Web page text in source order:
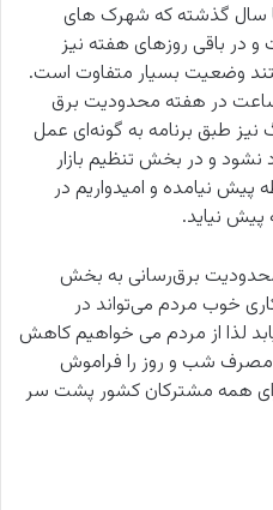
سال گذشته که شهرک های
در باقی روزهای هفته نیز
وضعیت بسیار متفاوت است.
فقط یک روز یا حدود 12 ساعت در هفته محدودیت برق
طبق برنامه به گونه‌ای عمل
نشود و در بخش تنظیم بازار
پیش نیامده و امیدواریم در
پیش نیاید.
برق‌رسانی به بخش
خوب مردم می‌تواند در
لذا از مردم می خواهیم کاهش
شب و روز را فراموش
برای همه مشترکان کشور پشت سر